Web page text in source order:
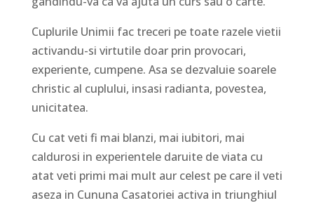
Cuplurile Unimii fac treceri pe toate razele vietii
activandu-si virtutile doar prin provocari,
experiente, cumpene. Asa se dezvaluie soarele
christic al cuplului, insasi radianta, povestea,
unicitatea.
Cu cat veti fi mai blanzi, mai iubitori, mai
caldurosi in experientele daruite de viata cu
atat veti primi mai mult aur celest pe care il veti
aseza in Cununa Casatoriei activa in triunghiul